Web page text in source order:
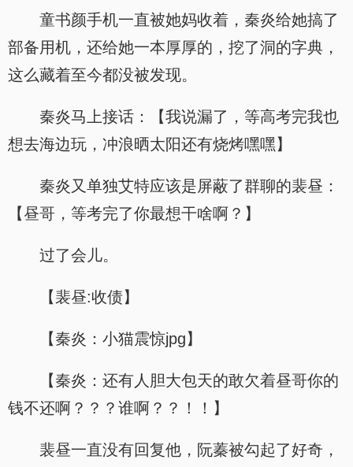
童书颜手机一直被她妈收着，秦炎给她搞了
部备用机，还给她一本厚厚的，挖了洞的字典，
这么藏着至今都没被发现。
秦炎马上接话：【我说漏了，等高考完我也
想去海边玩，冲浪晒太阳还有烧烤嘿嘿】
秦炎又单独艾特应该是屏蔽了群聊的裴昼：
【昼哥，等考完了你最想干啥啊？】
过了会儿。
【裴昼:收债】
【秦炎：小猫震惊jpg】
【秦炎：还有人胆大包天的敢欠着昼哥你的
钱不还啊？？？谁啊？？！！】
裴昼一直没有回复他，阮蓁被勾起了好奇，